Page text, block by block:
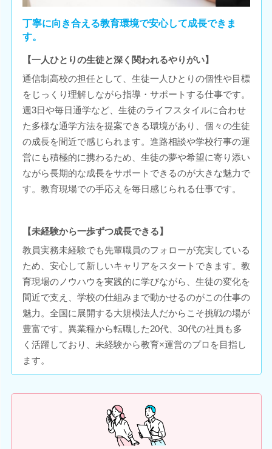
丁寧に向き合える教育環境で安心して成長できま
す。
【一人ひとりの生徒と深く関われるやりがい】
通信制高校の担任として、生徒一人ひとりの個性や目標
をじっくり理解しながら指導・サポートする仕事です。
週3日や毎日通学など、生徒のライフスタイルに合わせ
た多様な通学方法を提案できる環境があり、個々の生徒
の成長を間近で感じられます。進路相談や学校行事の運
営にも積極的に携わるため、生徒の夢や希望に寄り添い
ながら長期的な成長をサポートできるのが大きな魅力で
す。教育現場での手応えを毎日感じられる仕事です。
【未経験から一歩ずつ成長できる】
教員実務未経験でも先輩職員のフォローが充実している
ため、安心して新しいキャリアをスタートできます。教
育現場のノウハウを実践的に学びながら、生徒の変化を
間近で支え、学校の仕組みまで動かせるのがこの仕事の
魅力。全国に展開する大規模法人だからこそ挑戦の場が
豊富です。異業種から転職した20代、30代の社員も多
く活躍しており、未経験から教育×運営のプロを目指し
ます。